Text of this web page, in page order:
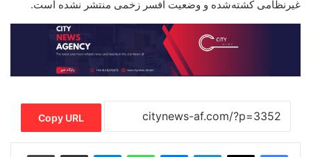
غیرنظامی کشته‌شده و وضعیت افسر زخمی منتشر نشده است.
Copy URL
LinkedIn
Messenger
WhatsApp
Telegram
Share via Email
Print